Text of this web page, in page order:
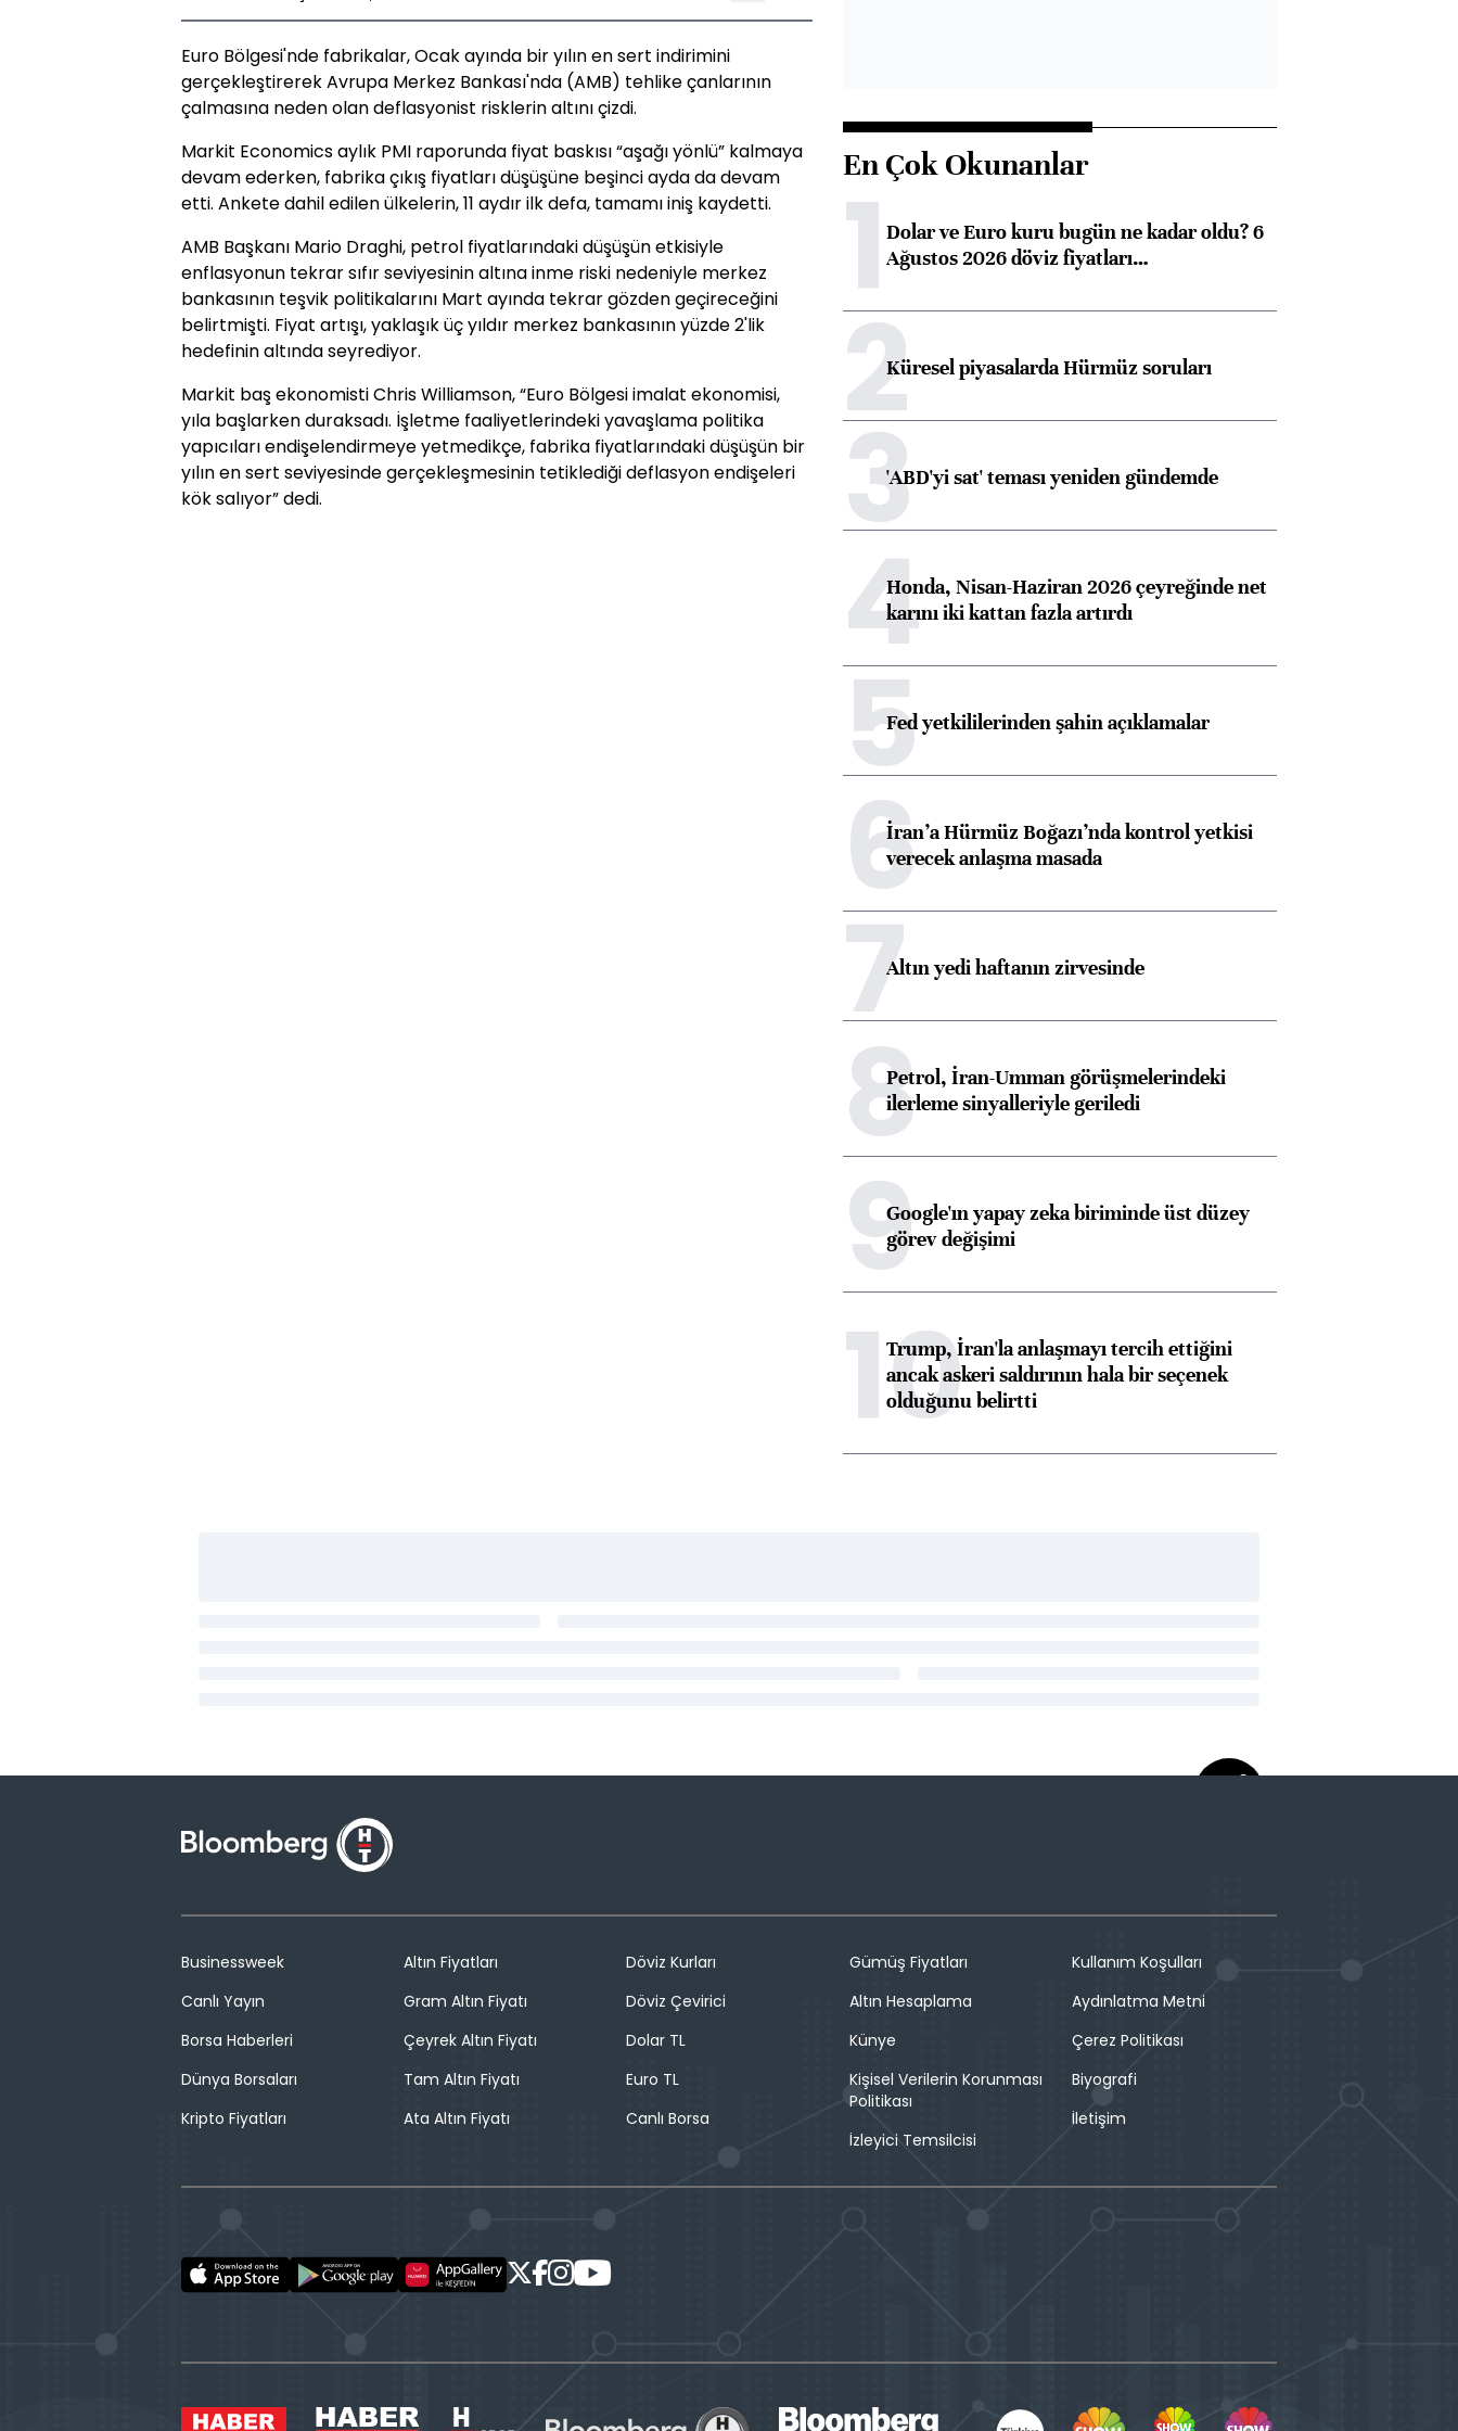
Euro Bölgesi'nde fabrikalar, Ocak ayında bir yılın en sert indirimini
gerçekleştirerek Avrupa Merkez Bankası'nda (AMB) tehlike çanlarının
çalmasına neden olan deflasyonist risklerin altını çizdi.
Markit Economics aylık PMI raporunda fiyat baskısı “aşağı yönlü” kalmaya
devam ederken, fabrika çıkış fiyatları düşüşüne beşinci ayda da devam
etti. Ankete dahil edilen ülkelerin, 11 aydır ilk defa, tamamı iniş kaydetti.
AMB Başkanı Mario Draghi, petrol fiyatlarındaki düşüşün etkisiyle
enflasyonun tekrar sıfır seviyesinin altına inme riski nedeniyle merkez
bankasının teşvik politikalarını Mart ayında tekrar gözden geçireceğini
belirtmişti. Fiyat artışı, yaklaşık üç yıldır merkez bankasının yüzde 2'lik
hedefinin altında seyrediyor.
Markit baş ekonomisti Chris Williamson, “Euro Bölgesi imalat ekonomisi,
yıla başlarken duraksadı. İşletme faaliyetlerindeki yavaşlama politika
yapıcıları endişelendirmeye yetmedikçe, fabrika fiyatlarındaki düşüşün bir
yılın en sert seviyesinde gerçekleşmesinin tetiklediği deflasyon endişeleri
kök salıyor” dedi.
En Çok Okunanlar
1Dolar ve Euro kuru bugün ne kadar oldu? 6
Ağustos 2026 döviz fiyatları…
2Küresel piyasalarda Hürmüz soruları
3'ABD'yi sat' teması yeniden gündemde
4Honda, Nisan-Haziran 2026 çeyreğinde net
karını iki kattan fazla artırdı
5Fed yetkililerinden şahin açıklamalar
6İran’a Hürmüz Boğazı’nda kontrol yetkisi
verecek anlaşma masada
7Altın yedi haftanın zirvesinde
8Petrol, İran-Umman görüşmelerindeki
ilerleme sinyalleriyle geriledi
9Google'ın yapay zeka biriminde üst düzey
görev değişimi
10
Trump, İran'la anlaşmayı tercih ettiğini
ancak askeri saldırının hala bir seçenek
olduğunu belirtti
Businessweek
Canlı Yayın
Borsa Haberleri
Dünya Borsaları
Kripto Fiyatları
Altın Fiyatları
Gram Altın Fiyatı
Çeyrek Altın Fiyatı
Tam Altın Fiyatı
Ata Altın Fiyatı
Döviz Kurları
Döviz Çevirici
Dolar TL
Euro TL
Canlı Borsa
Gümüş Fiyatları
Altın Hesaplama
Künye
Kişisel Verilerin Korunması
Politikası
İzleyici Temsilcisi
Kullanım Koşulları
Aydınlatma Metni
Çerez Politikası
Biyografi
İletişim